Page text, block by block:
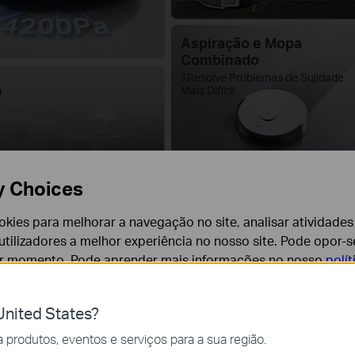
Aspiração e Mopa
Combinado
TResolve Problemas de Sujidade
Contínua
Uma Limpeza Mais
States?
produtos, eventos e serviços para a sua região.
Choices
para melhorar a navegação no site, analisar
a melhor experiência no nosso site. Pode opor-
momento. Pode aprender mais informações no nosso
para o funcionamento do website e não podem